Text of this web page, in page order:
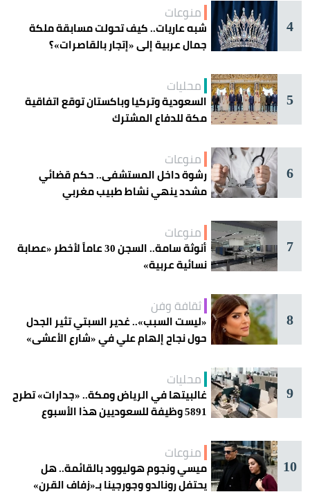
4
منوعات
شبه عاريات.. كيف تحولت مسابقة ملكة
جمال عربية إلى «إتجار بالقاصرات»؟
5
محليات
السعودية وتركيا وباكستان توقع اتفاقية
مكة للدفاع المشترك
6
منوعات
رشوة داخل المستشفى.. حكم قضائي
مشدد ينهي نشاط طبيب مغربي
7
منوعات
أنوثة سامة.. السجن 30 عاماً لأخطر «عصابة
نسائية عربية»
8
ثقافة وفن
«ليست السبب».. غدير السبتي تثير الجدل
حول نجاح إلهام علي في «شارع الأعشى»
9
محليات
غالبيتها في الرياض ومكة.. «جدارات» تطرح
5891 وظيفة للسعوديين هذا الأسبوع
10
منوعات
ميسي ونجوم هوليوود بالقائمة.. هل
يحتفل رونالدو وجورجينا بـ«زفاف القرن»